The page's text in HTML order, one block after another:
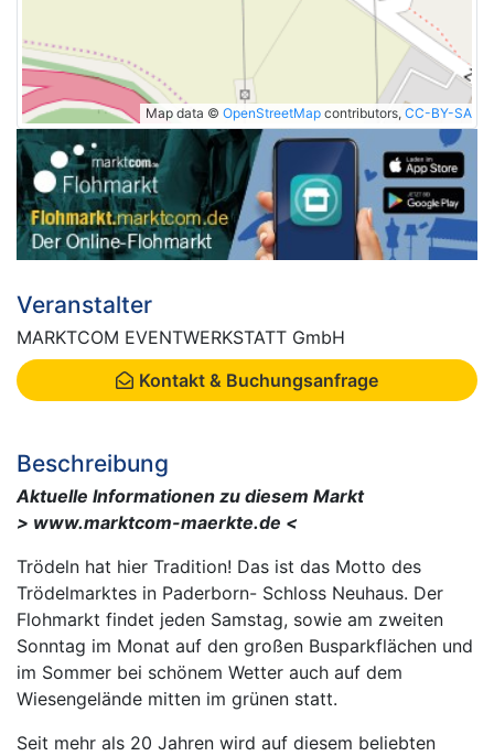
Map data © OpenStreetMap contributors, CC-BY-SA
Veranstalter
MARKTCOM EVENTWERKSTATT GmbH
Kontakt & Buchungsanfrage
Beschreibung
Aktuelle Informationen zu diesem Markt
> www.marktcom-maerkte.de <
Trödeln hat hier Tradition! Das ist das Motto des
Trödelmarktes in Paderborn- Schloss Neuhaus. Der
Flohmarkt findet jeden Samstag, sowie am zweiten
Sonntag im Monat auf den großen Busparkflächen und
im Sommer bei schönem Wetter auch auf dem
Wiesengelände mitten im grünen statt.
Seit mehr als 20 Jahren wird auf diesem beliebten